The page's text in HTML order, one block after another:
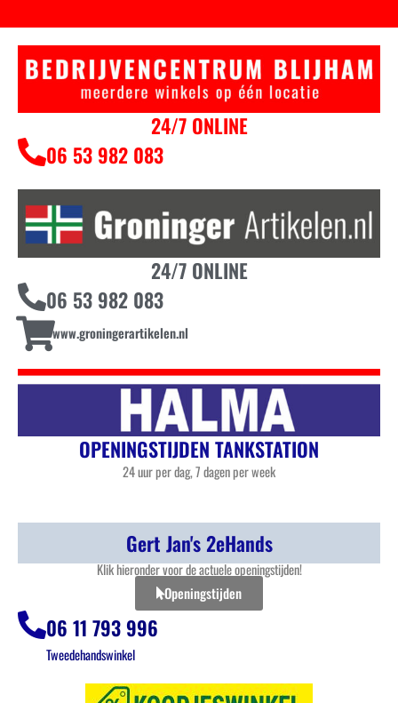
24/7 ONLINE
06 53 982 083
24/7 ONLINE
06 53 982 083
www.groningerartikelen.nl
OPENINGSTIJDEN TANKSTATION
24 uur per dag, 7 dagen per week
Gert Jan's 2eHands
Klik hieronder voor de actuele openingstijden!
Openingstijden
06 11 793 996
Tweedehandswinkel